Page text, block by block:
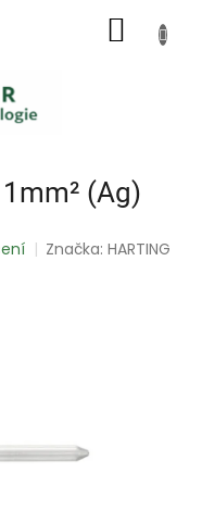
(Ag)
Značka:HARTING